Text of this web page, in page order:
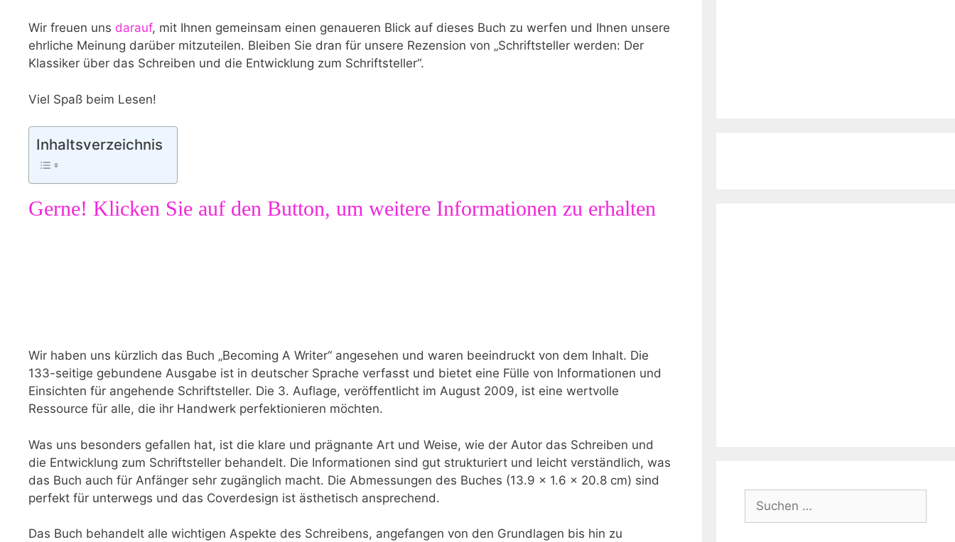
Wir freuen uns darauf, mit Ihnen gemeinsam einen genaueren Blick auf dieses Buch ​zu werfen und Ihnen unsere
ehrliche Meinung darüber mitzuteilen.⁣ Bleiben Sie dran für unsere Rezension von „Schriftsteller werden: Der
Klassiker ⁤über das Schreiben​ und die Entwicklung⁢ zum Schriftsteller“.
Viel Spaß beim Lesen!
Inhaltsverzeichnis
Gerne! Klicken‍ Sie auf den Button, um weitere Informationen⁣ zu erhalten
Wir haben uns kürzlich das Buch „Becoming A Writer“ angesehen und waren beeindruckt von dem Inhalt. Die
133-seitige gebundene ‍Ausgabe ist‌ in deutscher Sprache verfasst und bietet eine Fülle‍ von Informationen und
Einsichten für angehende Schriftsteller. Die 3. Auflage, veröffentlicht im August 2009, ist eine wertvolle
Ressource für alle, die ihr ⁢Handwerk perfektionieren möchten.
Was uns besonders gefallen⁢ hat, ist die klare und⁣ prägnante Art und Weise, wie der‍ Autor das Schreiben und
die Entwicklung zum Schriftsteller behandelt. Die ​Informationen sind gut​ strukturiert und leicht verständlich, was
das Buch‍ auch für Anfänger sehr zugänglich macht. Die Abmessungen‍ des Buches ⁢(13.9 x 1.6 x 20.8 cm) sind
perfekt für unterwegs und das Coverdesign ​ist ästhetisch ansprechend.
Das Buch behandelt alle wichtigen Aspekte‌ des Schreibens, angefangen von den⁣ Grundlagen bis ⁢hin zu
nach: